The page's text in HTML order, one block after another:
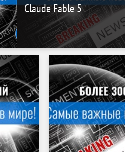
Claude Fable 5